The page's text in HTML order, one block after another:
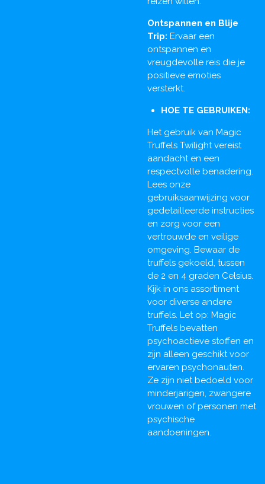
Ontspannen en Blije
Trip: Ervaar een
ontspannen en
vreugdevolle reis die je
positieve emoties
versterkt.
HOE TE GEBRUIKEN:
Het gebruik van Magic
Truffels Twilight vereist
aandacht en een
respectvolle benadering.
Lees onze
gebruiksaanwijzing voor
gedetailleerde instructies
en zorg voor een
vertrouwde en veilige
omgeving. Bewaar de
truffels gekoeld, tussen
de 2 en 4 graden Celsius.
Kijk in ons assortiment
voor diverse andere
truffels. Let op: Magic
Truffels bevatten
psychoactieve stoffen en
zijn alleen geschikt voor
ervaren psychonauten.
Ze zijn niet bedoeld voor
minderjarigen, zwangere
vrouwen of personen met
psychische
aandoeningen.